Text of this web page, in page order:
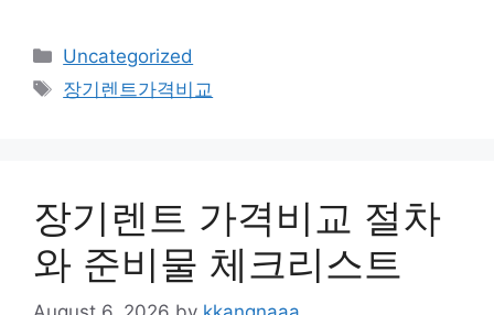
Categories
Uncategorized
Tags
장기렌트가격비교
장기렌트 가격비교 절차
와 준비물 체크리스트